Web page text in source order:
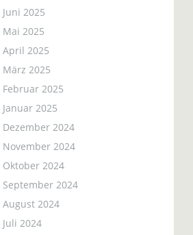
Juni 2025
Mai 2025
April 2025
März 2025
Februar 2025
Januar 2025
Dezember 2024
November 2024
Oktober 2024
September 2024
August 2024
Juli 2024